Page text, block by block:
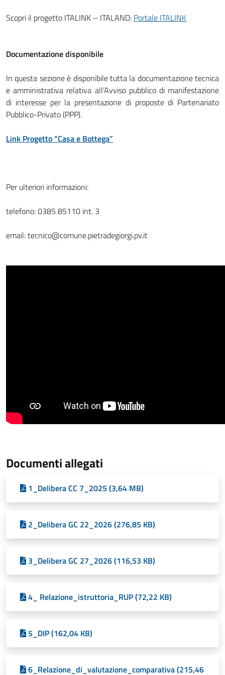
Scopri il progetto ITALINK – ITALAND: Portale ITALINK
Documentazione disponibile
In questa sezione è disponibile tutta la documentazione tecnica
e amministrativa relativa all’Avviso pubblico di manifestazione
di interesse per la presentazione di proposte di Partenariato
Pubblico-Privato (PPP).
Link Progetto “Casa e Bottega”
Per ulteriori informazioni:
telefono: 0385 85110 int. 3
email: tecnico@comune.pietradegiorgi.pv.it
Documenti allegati
1_Delibera CC 7_2025 (3,64 MB)
2_Delibera GC 22_2026 (276,85 KB)
3_Delibera GC 27_2026 (116,53 KB)
4_ Relazione_istruttoria_RUP (72,22 KB)
5_DIP (162,04 KB)
6_Relazione_di_valutazione_comparativa (215,46